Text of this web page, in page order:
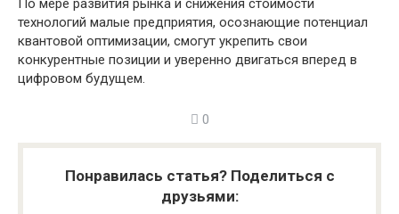
технологий малые предприятия, осознающие потенциал
квантовой оптимизации, смогут укрепить свои
конкурентные позиции и уверенно двигаться вперед в
цифровом будущем.
0
Понравилась статья? Поделиться с
друзьями: